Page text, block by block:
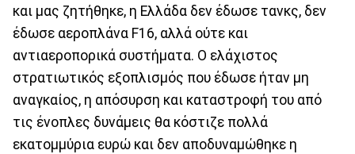
και μας ζητήθηκε, η Ελλάδα δεν έδωσε τανκς, δεν
έδωσε αεροπλάνα F16, αλλά ούτε και
αντιαεροπορικά συστήματα. Ο ελάχιστος
στρατιωτικός εξοπλισμός που έδωσε ήταν μη
αναγκαίος, η απόσυρση και καταστροφή του από
τις ένοπλες δυνάμεις θα κόστιζε πολλά
εκατομμύρια ευρώ και δεν αποδυναμώθηκε η